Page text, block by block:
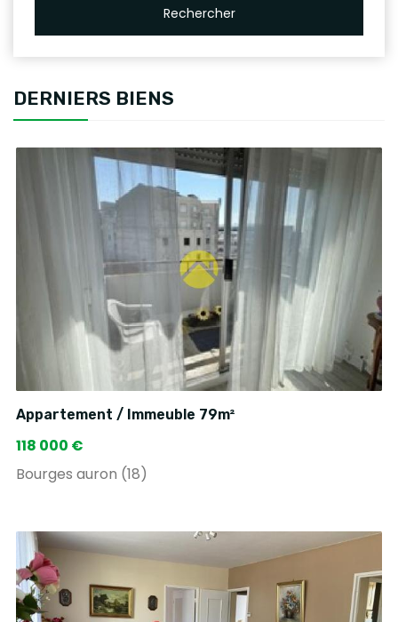
Rechercher
DERNIERS BIENS
Appartement / Immeuble 79m²
118 000 €
Bourges auron (18)